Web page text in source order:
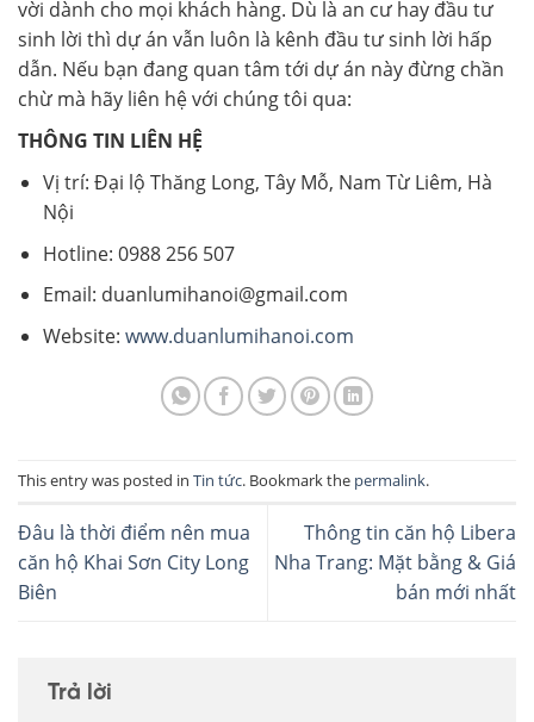
vời dành cho mọi khách hàng. Dù là an cư hay đầu tư
sinh lời thì dự án vẫn luôn là kênh đầu tư sinh lời hấp
dẫn. Nếu bạn đang quan tâm tới dự án này đừng chần
chừ mà hãy liên hệ với chúng tôi qua:
THÔNG TIN LIÊN HỆ
Vị trí: Đại lộ Thăng Long, Tây Mỗ, Nam Từ Liêm, Hà
Nội
Hotline: 0988 256 507
Email: duanlumihanoi@gmail.com
Website: www.duanlumihanoi.com
This entry was posted in Tin tức. Bookmark the permalink.
Đâu là thời điểm nên mua
căn hộ Khai Sơn City Long
Biên
Thông tin căn hộ Libera
Nha Trang: Mặt bằng & Giá
bán mới nhất
Trả lời